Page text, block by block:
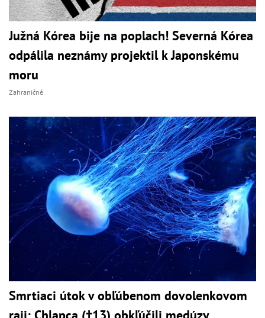
Južná Kórea bije na poplach! Severná Kórea
odpálila neznámy projektil k Japonskému
moru
Zahraničné
Smrtiaci útok v obľúbenom dovolenkovom